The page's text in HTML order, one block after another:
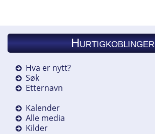
Hurtigkoblinger
Hva er nytt?
Søk
Etternavn
Kalender
Alle media
Kilder